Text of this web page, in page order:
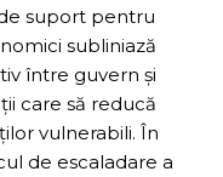
suport pentru
subliniază
între guvern și
care să reducă
vulnerabili. În
de escaladare a